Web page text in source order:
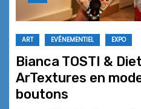
ART EVÉNEMENTIEL EXPO
Bianca TOSTI &
ArTextures en
boutons